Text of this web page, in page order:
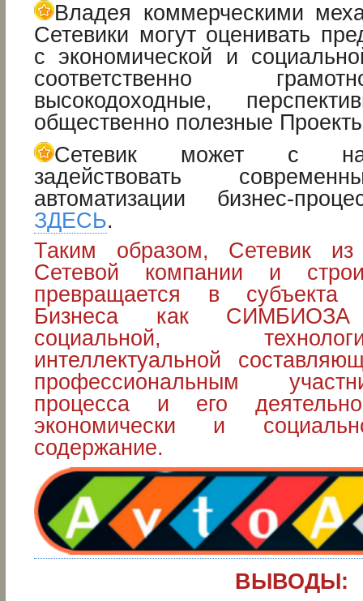
Владея коммерческими
Сетевики могут оценивать
с экономической и
соответственно
высокодоходные,
общественно полезные
Сетевик может с
задействовать
автоматизации бизнес-
ЗДЕСЬ.
Таким образом, Сетевик из
Сетевой компании и
превращается в
Бизнеса как СИМБИОЗА
социальной,
интеллектуальной
профессиональным
процесса и его
экономически и
содержание.
ВЫВОДЫ: